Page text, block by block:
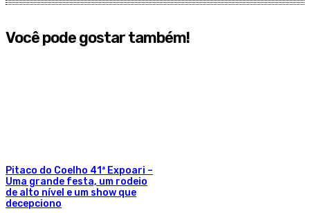
Você pode gostar também!
Pitaco do Coelho 41ª Expoari –
Uma grande festa, um rodeio
de alto nível e um show que
decepciono